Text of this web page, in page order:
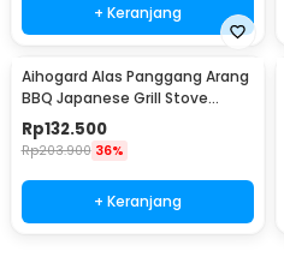
+ Keranjang
Aihogard Alas Panggang Arang
BBQ Japanese Grill Stove
24x14.5cm - H02
Rp132.500
Rp203.900 36%
+ Keranjang